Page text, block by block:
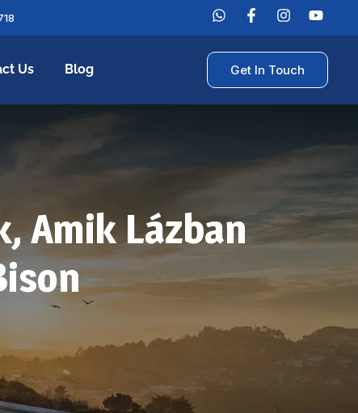
Us Blog Get In Touch
Amik Lázban